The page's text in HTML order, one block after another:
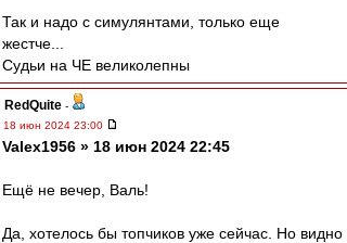
Так и надо с симулянтами, только еще
жестче...
Судьи на ЧЕ великолепны
RedQuite -
18 июн 2024 23:00
Valex1956 » 18 июн 2024 22:45
Ещё не вечер, Валь!
Да, хотелось бы топчиков уже сейчас. Но видно